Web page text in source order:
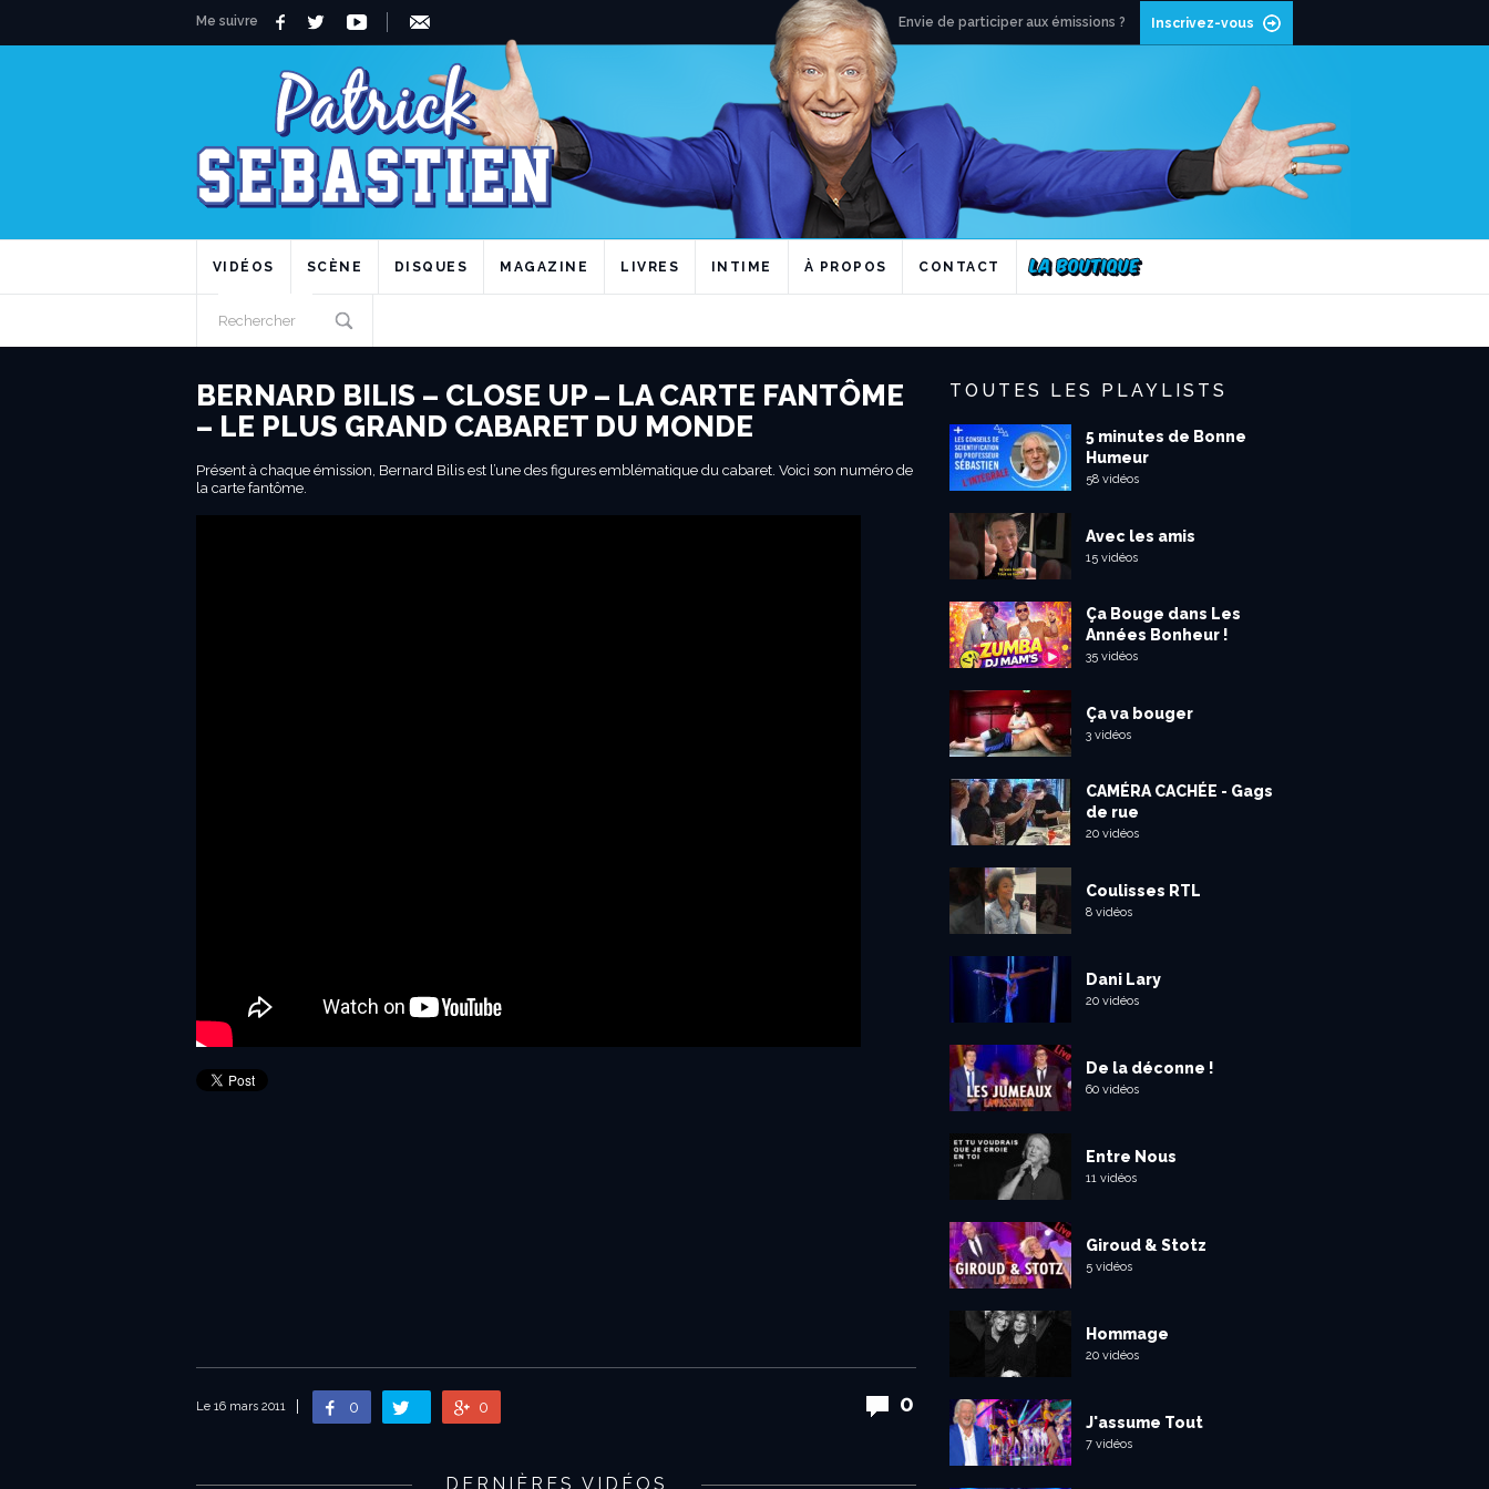
Me suivre Envie de participer aux émissions ? Inscrivez-vous
VIDÉOS SCÈNE DISQUES MAGAZINE LIVRES INTIME À PROPOS CONTACT
BERNARD BILIS – CLOSE UP – LA CARTE FANTÔME
– LE PLUS GRAND CABARET DU MONDE
Présent à chaque émission, Bernard Bilis est l’une des figures emblématique du cabaret. Voici son numéro de
la carte fantôme.
Le 16 mars 2011 0 0 0
DERNIÈRES VIDÉOS
TOUTES LES PLAYLISTS
5 minutes de Bonne
Humeur
58 vidéos
Avec les amis
15 vidéos
Ça Bouge dans Les
Années Bonheur !
35 vidéos
Ça va bouger
3 vidéos
CAMÉRA CACHÉE - Gags
de rue
20 vidéos
Coulisses RTL
8 vidéos
Dani Lary
20 vidéos
De la déconne !
60 vidéos
Entre Nous
11 vidéos
Giroud & Stotz
5 vidéos
Hommage
20 vidéos
J'assume Tout
7 vidéos